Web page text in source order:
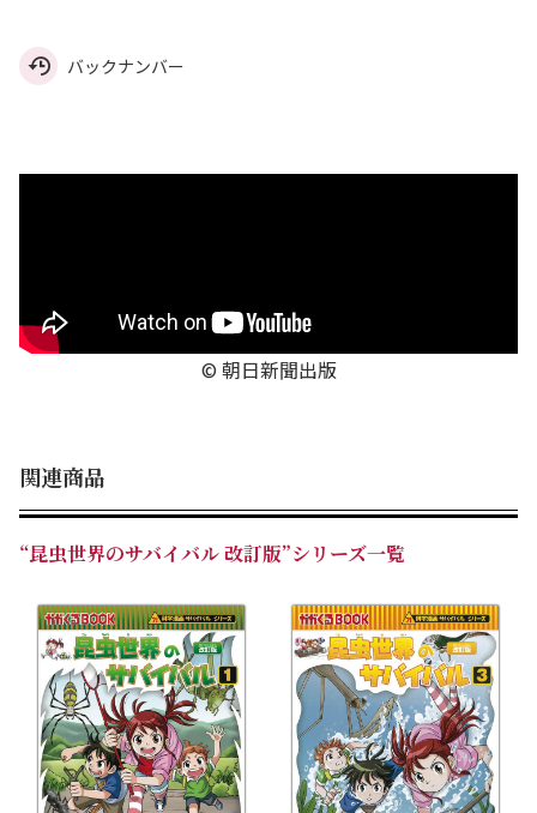
バックナンバー
© 朝日新聞出版
関連商品
“昆虫世界のサバイバル 改訂版”シリーズ一覧